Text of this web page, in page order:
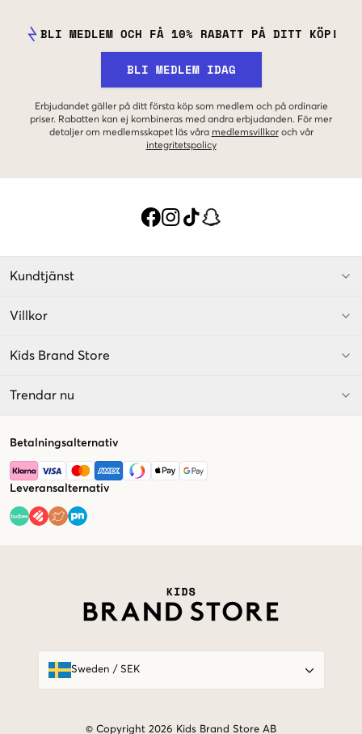
BLI MEDLEM OCH FÅ 10% RABATT PÅ DITT KÖP!
BLI MEDLEM IDAG
Erbjudandet gäller på ditt första köp som medlem och på ordinarie
priser. Rabatten kan ej kombineras med andra erbjudanden. För mer
detaljer om medlemsskapet läs våra medlemsvillkor och vår
integritetspolicy
Kundtjänst
Villkor
Kids Brand Store
Trendar nu
Betalningsalternativ
Leveransalternativ
Sweden / SEK
© Copyright 2026 Kids Brand Store AB